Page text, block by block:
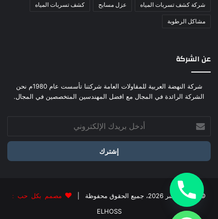
شركة كشف تسربات المياه عزل مسابح كشف تسربات المياه
مشاكل الرطوبة
عن الشركة
شركة النهضة العربية للمقاولات العامة شركتنا تأسست عام 1980م نحن
الشركة الرائدة في المجال مع افضل المهندسين المتخصصين في المجال.
بريدك
الإلكتروني
© حقوق النشر 2026، جميع الحقوق محفوظة | مصمم بكل حب :
ELHOSS